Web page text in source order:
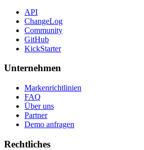
API
ChangeLog
Community
GitHub
KickStarter
Unternehmen
Markenrichtlinien
FAQ
Über uns
Partner
Demo anfragen
Rechtliches